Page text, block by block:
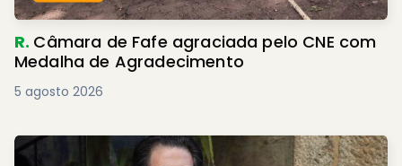
R. Câmara de Fafe agraciada pelo CNE com
Medalha de Agradecimento
5 agosto 2026